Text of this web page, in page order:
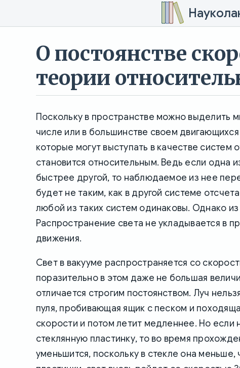
О постоянстве
теории
Поскольку в пространстве можно выделить
числе или в большинстве своем
которые могут выступать в качестве систем
становится относительным. Ведь если одна
быстрее другой, то наблюдаемое из нее
будет не таким, как в другой системе
любой из таких систем одинаковы. Однако
Распространение света не укладывается в
движения.
Свет в вакууме распространяется со
поразительно в этом даже не большая
отличается строгим постоянством. Луч
пуля, пробивающая ящик с песком и
скорости и потом летит медленнее. Но если
стеклянную пластинку, то во время
уменьшится, поскольку в стекле она